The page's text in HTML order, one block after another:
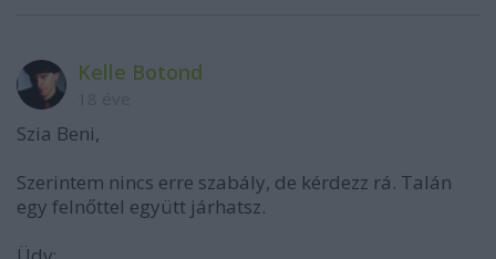
Kelle Botond
Szia Beni,
Szerintem nincs erre szabály, de kérdezz rá. Talán
egy felnőttel együtt járhatsz.